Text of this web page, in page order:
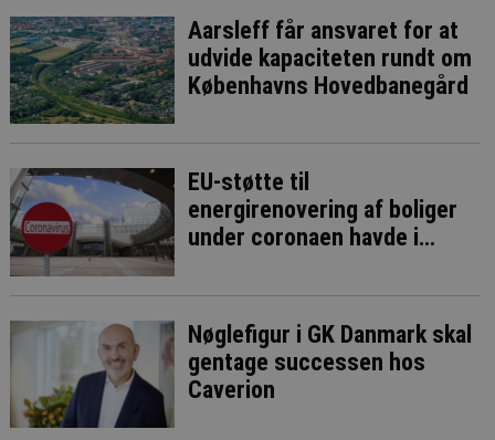
Aarsleff får ansvaret for at
udvide kapaciteten rundt om
Københavns Hovedbanegård
EU-støtte til
energirenovering af boliger
under coronaen havde i
Nøglefigur i GK Danmark skal
gentage successen hos
Caverion